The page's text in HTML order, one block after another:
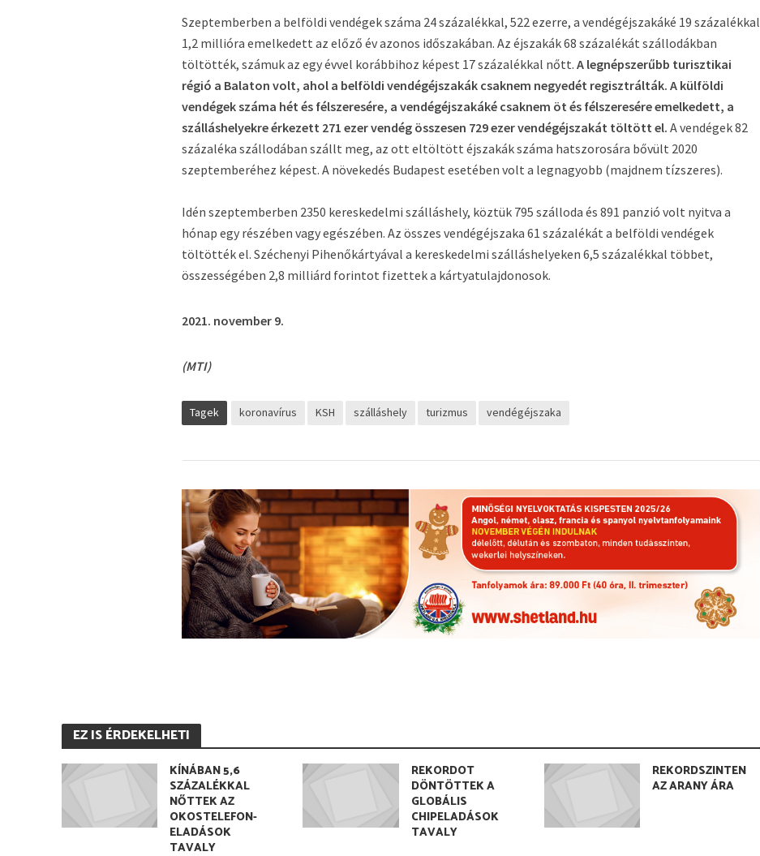
Szeptemberben a belföldi vendégek száma 24 százalékkal, 522 ezerre, a vendégéjszakáké 19 százalékkal
1,2 millióra emelkedett az előző év azonos időszakában. Az éjszakák 68 százalékát szállodákban
töltötték, számuk az egy évvel korábbihoz képest 17 százalékkal nőtt.A legnépszerűbb turisztikai
régió a Balaton volt, ahol a belföldi vendégéjszakák csaknem negyedét regisztrálták. A külföldi
vendégek száma hét és félszeresére, a vendégéjszakáké csaknem öt és félszeresére emelkedett, a
szálláshelyekre érkezett 271 ezer vendég összesen 729 ezer vendégéjszakát töltött el.A vendégek 82
százaléka szállodában szállt meg, az ott eltöltött éjszakák száma hatszorosára bővült 2020
szeptemberéhez képest. A növekedés Budapest esetében volt a legnagyobb (majdnem tízszeres).
Idén szeptemberben 2350 kereskedelmi szálláshely, köztük 795 szálloda és 891 panzió volt nyitva a
hónap egy részében vagy egészében. Az összes vendégéjszaka 61 százalékát a belföldi vendégek
töltötték el. Széchenyi Pihenőkártyával a kereskedelmi szálláshelyeken 6,5 százalékkal többet,
összességében 2,8 milliárd forintot fizettek a kártyatulajdonosok.
2021. november 9.
(MTI)
Tagek koronavírus KSH szálláshely turizmus vendégéjszaka
EZ IS ÉRDEKELHETI
KÍNÁBAN 5,6
SZÁZALÉKKAL
NŐTTEK AZ
OKOSTELEFON-
ELADÁSOK
TAVALY
REKORDOT
DÖNTÖTTEK A
GLOBÁLIS
CHIPELADÁSOK
TAVALY
REKORDSZINTEN
AZ ARANY ÁRA